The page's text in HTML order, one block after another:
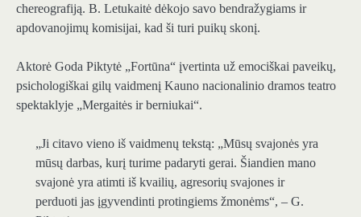
chereografiją. B. Letukaitė dėkojo savo bendražygiams ir
apdovanojimų komisijai, kad ši turi puikų skonį.
Aktorė Goda Piktytė „Fortūna“ įvertinta už emociškai paveikų,
psichologiškai gilų vaidmenį Kauno nacionalinio dramos teatro
spektaklyje „Mergaitės ir berniukai“.
„Ji citavo vieno iš vaidmenų tekstą: „Mūsų svajonės yra
mūsų darbas, kurį turime padaryti gerai. Šiandien mano
svajonė yra atimti iš kvailių, agresorių svajones ir
perduoti jas įgyvendinti protingiems žmonėms“, – G.